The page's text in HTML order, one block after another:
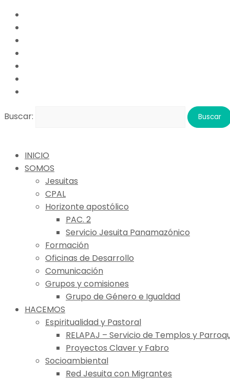
Buscar:
INICIO
SOMOS
Jesuitas
CPAL
Horizonte apostólico
PAC. 2
Servicio Jesuita Panamazónico
Formación
Oficinas de Desarrollo
Comunicación
Grupos y comisiones
Grupo de Género e Igualdad
HACEMOS
Espiritualidad y Pastoral
RELAPAJ – Servicio de Templos y
Proyectos Claver y Fabro
Socioambiental
Red Jesuita con Migrantes